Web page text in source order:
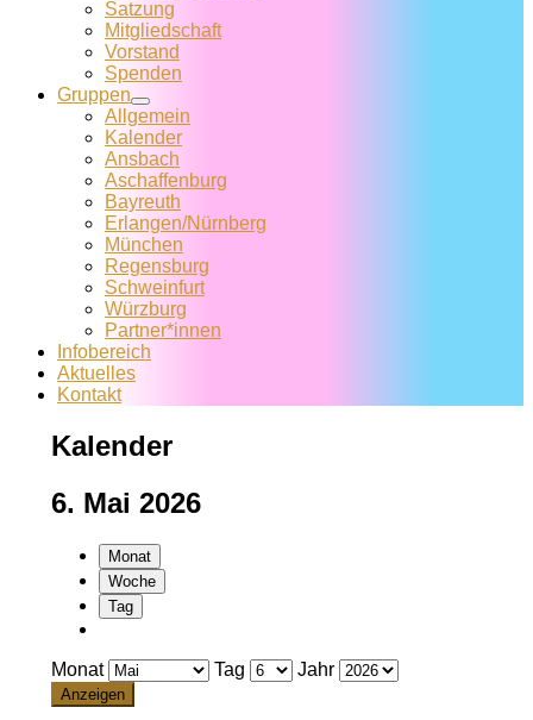
Satzung
Mitglied­schaft
Vorstand
Spenden
Gruppen
Allgemein
Kalender
Ansbach
Aschaffenburg
Bayreuth
Erlangen/Nürnberg
München
Regensburg
Schweinfurt
Würzburg
Partner*innen
Infobereich
Aktuelles
Kontakt
Kalender
6. Mai 2026
Monat
Woche
Tag
Monat Tag Jahr